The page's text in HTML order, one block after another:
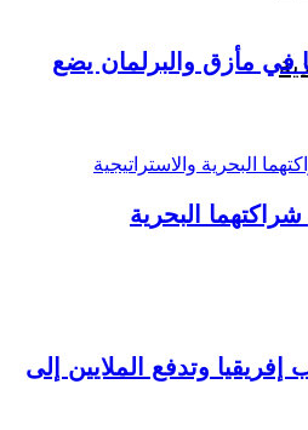
في مأزق والبرلمان يضع
البحرية
إفريقيا وتدفع الملايين إلى